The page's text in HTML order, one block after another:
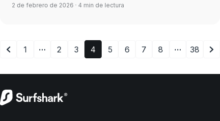
2 de febrero de 2026 · 4 min de lectura
1 … 2 3 4 5 6 7 8 … 38